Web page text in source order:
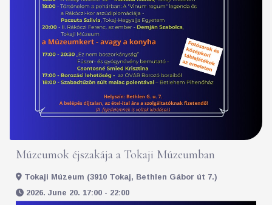
Múzeumok éjszakája a Tokaji Múzeumban
Tokaji Múzeum (3910 Tokaj, Bethlen Gábor út 7.)
2026. June 20. 17:00 - 22:00